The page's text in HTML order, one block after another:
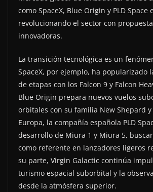
como SpaceX, Blue Origin y PLD Space
revolucionando el sector con
innovadoras.
La transición tecnológica es un
SpaceX, por ejemplo, ha popularizado
de etapas con los Falcon 9 y Falcon
Blue Origin prepara nuevos vuelos
orbitales con su familia New Shepard y
Europa, la compañía española PLD
desarrollo de Miura 1 y Miura 5,
como referente en lanzadores ligeros
su parte, Virgin Galactic continúa
turismo espacial suborbital y la
desde la atmósfera superior.